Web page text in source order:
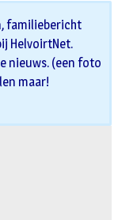
familiebericht
HelvoirtNet.
nieuws. (een foto
maar!